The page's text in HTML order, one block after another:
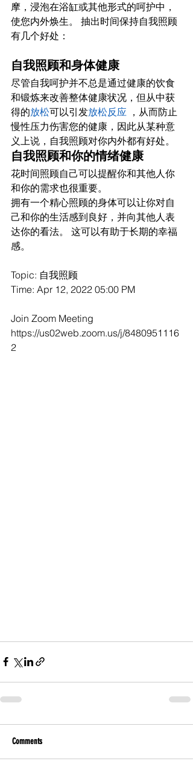
摩，浸泡在浴缸或其他形式的呵护中，
使您内外焕生。 抽出时间保持自我照顾
有几个好处：
自我照顾和身体健康
尽管自我呵护并不总是通过健康的饮食
和锻炼来改善整体健康状况，但从中获
得的放松可以引发放松反应 ，从而防止
慢性压力伤害您的健康，因此从某种意
义上说，自我照顾对你内外都有好处。
自我照顾和你的情绪健康
花时间照顾自己可以提醒你和其他人你
和你的需求也很重要。
拥有一个精心照顾的身体可以让你对自
己和你的生活感到良好，并向其他人表
达你的看法。 这可以有助于长期的幸福
感。
Topic: 自我照顾
Time: Apr 12, 2022 05:00 PM
Join Zoom Meeting
https://us02web.zoom.us/j/8480951116
2
Comments